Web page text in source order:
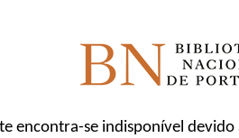
encontra-se indisponível